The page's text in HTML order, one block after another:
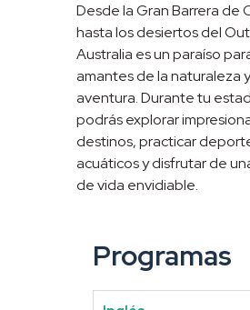
Desde la Gran Barrera de
hasta los desiertos del
Australia es un paraíso
amantes de la naturaleza
aventura. Durante tu
podrás explorar
destinos, practicar
acuáticos y disfrutar de
de vida envidiable.
Programas